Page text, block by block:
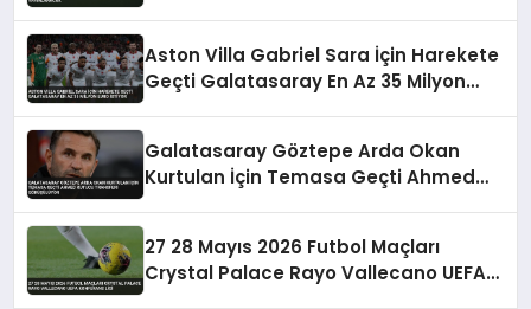
Aston Villa Gabriel Sara İçin Harekete
Geçti Galatasaray En Az 35 Milyon
Galatasaray Göztepe Arda Okan
Kurtulan İçin Temasa Geçti Ahmed
27 28 Mayıs 2026 Futbol Maçları
Crystal Palace Rayo Vallecano UEFA